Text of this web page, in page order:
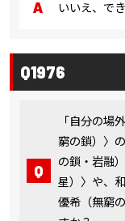
いいえ、で
Q1976
「自分の場
窮の鎖）〉
の鎖・岩融
星）〉や、
優希（無窮